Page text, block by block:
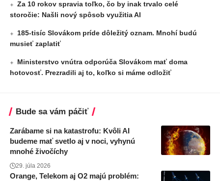
Za 10 rokov spravia toľko, čo by inak trvalo celé
storočie: Našli nový spôsob využitia AI
185-tisíc Slovákom príde dôležitý oznam. Mnohí budú
musieť zaplatiť
Ministerstvo vnútra odporúča Slovákom mať doma
hotovosť. Prezradili aj to, koľko si máme odložiť
Bude sa vám páčiť
Zarábame si na katastrofu: Kvôli AI
budeme mať svetlo aj v noci, vyhynú
mnohé živočíchy
29. júla 2026
Orange, Telekom aj O2 majú problém: